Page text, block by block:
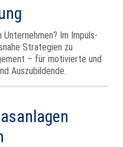
Im Impuls-
Strategien zu
– für motivierte und
Auszubildende.